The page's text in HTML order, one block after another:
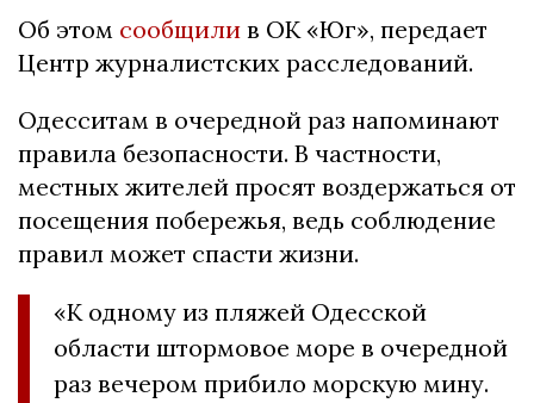
Об этом сообщили в ОК «Юг», передает
Центр журналистских расследований.
Одесситам в очередной раз напоминают
правила безопасности. В частности,
местных жителей просят воздержаться от
посещения побережья, ведь соблюдение
правил может спасти жизни.
«К одному из пляжей Одесской
области штормовое море в очередной
раз вечером прибило морскую мину.